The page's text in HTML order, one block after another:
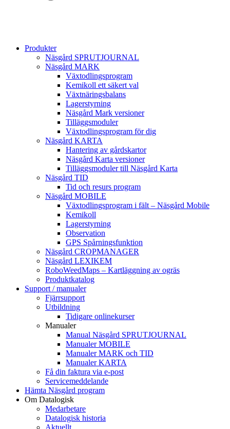
Produkter
Näsgård SPRUTJOURNAL
Näsgård MARK
Växtodlingsprogram
Kemikoll ett säkert val
Växtnäringsbalans
Lagerstyrning
Näsgård Mark versioner
Tilläggsmoduler
Växtodlingsprogram för dig
Näsgård KARTA
Hantering av gårdskartor
Näsgård Karta versioner
Tilläggsmoduler till Näsgård Karta
Näsgård TID
Tid och resurs program
Näsgård MOBILE
Växtodlingsprogram i fält – Näsgård Mobile
Kemikoll
Lagerstyrning
Observation
GPS Spårningsfunktion
Näsgård CROPMANAGER
Näsgård LEXIKEM
RoboWeedMaps – Kartläggning av ogräs
Produktkatalog
Support / manualer
Fjärrsupport
Utbildning
Tidigare onlinekurser
Manualer
Manual Näsgård SPRUTJOURNAL
Manualer MOBILE
Manualer MARK och TID
Manualer KARTA
Få din faktura via e-post
Servicemeddelande
Hämta Näsgård program
Om Datalogisk
Medarbetare
Datalogisk historia
Aktuellt